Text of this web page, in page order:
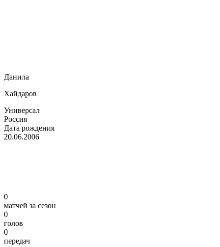
Данила
Хайдаров
Универсал
Россия
Дата рождения
20.06.2006
0
матчей за сезон
0
голов
0
передач